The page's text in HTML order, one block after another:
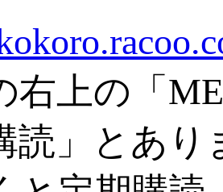
右上の「
読」とあ